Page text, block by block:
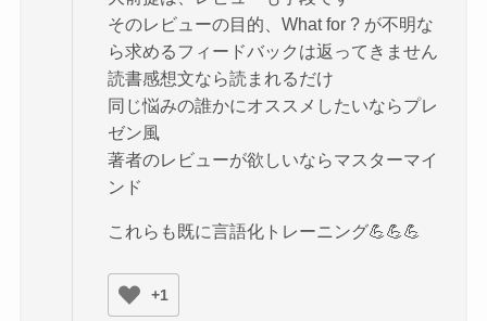
そのレビューの目的、What for ? が不明な
ら求めるフィードバックは返ってきません
読書感想文なら読まれるだけ
同じ悩みの誰かにオススメしたいならプレ
ゼン風
著者のレビューが欲しいならマスターマイ
ンド
これらも既に言語化トレーニング💪💪💪
+1